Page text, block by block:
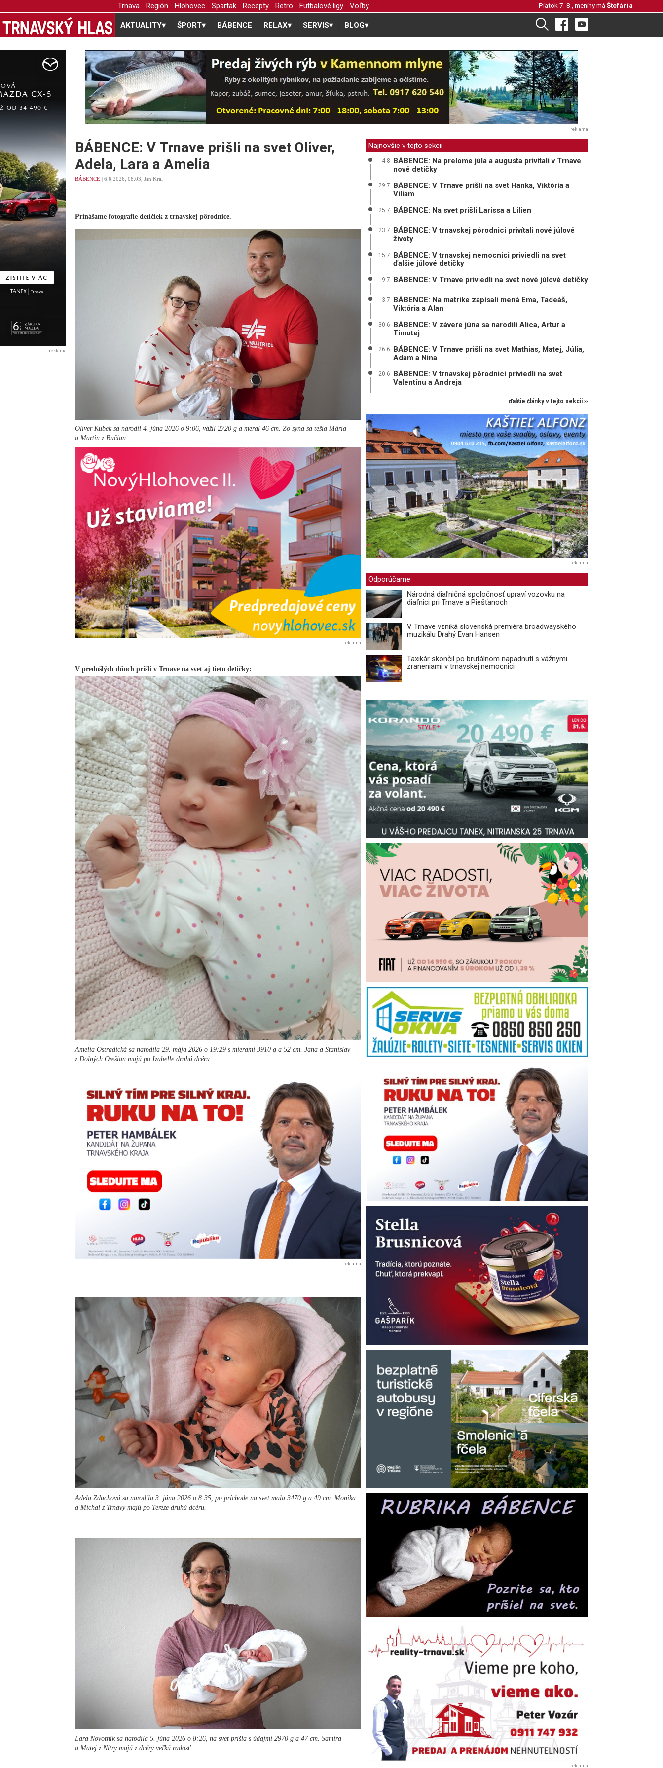
Trnava Región Hlohovec Spartak Recepty Retro Futbalové ligy Voľby Piatok 7. 8., meniny má Štefánia
AKTUALITY▾ ŠPORT▾ BÁBENCE RELAX▾ SERVIS▾ BLOG▾
reklama
BÁBENCE: V Trnave prišli na svet Oliver,
Adela, Lara a Amelia
BÁBENCE | 6.6.2026, 08.03, Ján Král
Prinášame fotografie detičiek z trnavskej pôrodnice.
Oliver Kubek sa narodil 4. júna 2026 o 9:06, vážil 2720 g a meral 46 cm. Zo syna sa tešia Mária
a Martin z Bučian.
reklama
V predošlých dňoch prišli v Trnave na svet aj tieto detičky:
Amelia Ostradická sa narodila 29. mája 2026 o 19:29 s mierami 3910 g a 52 cm. Jana a Stanislav
z Dolných Orešian majú po Izabelle druhú dcéru.
reklama
Adela Zduchová sa narodila 3. júna 2026 o 8:35, po príchode na svet mala 3470 g a 49 cm. Monika
a Michal z Trnavy majú po Tereze druhú dcéru.
Lara Novotník sa narodila 5. júna 2026 o 8:26, na svet prišla s údajmi 2970 g a 47 cm. Samira
a Matej z Nitry majú z dcéry veľkú radosť.
Najnovšie v tejto sekcii
4.8. BÁBENCE: Na prelome júla a augusta privítali v Trnave
nové detičky
29.7. BÁBENCE: V Trnave prišli na svet Hanka, Viktória a
Viliam
25.7. BÁBENCE: Na svet prišli Larissa a Lilien
23.7. BÁBENCE: V trnavskej pôrodnici privítali nové júlové
životy
15.7. BÁBENCE: V trnavskej nemocnici priviedli na svet
ďalšie júlové detičky
9.7. BÁBENCE: V Trnave priviedli na svet nové júlové detičky
3.7. BÁBENCE: Na matrike zapísali mená Ema, Tadeáš,
Viktória a Alan
30.6. BÁBENCE: V závere júna sa narodili Alica, Artur a
Timotej
26.6. BÁBENCE: V Trnave prišli na svet Mathias, Matej, Júlia,
Adam a Nina
20.6. BÁBENCE: V trnavskej pôrodnici priviedli na svet
Valentínu a Andreja
ďalšie články v tejto sekcii ››
reklama
Odporúčame
Národná diaľničná spoločnosť upraví vozovku na
diaľnici pri Trnave a Piešťanoch
V Trnave vzniká slovenská premiéra broadwayského
muzikálu Drahý Evan Hansen
Taxikár skončil po brutálnom napadnutí s vážnymi
zraneniami v trnavskej nemocnici
reklama
reklama